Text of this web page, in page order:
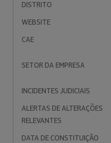
DISTRITO
WEBSITE
CAE
SETOR DA EMPRESA
INCIDENTES JUDICIAIS
ALERTAS DE ALTERAÇÕES
RELEVANTES
DATA DE CONSTITUIÇÃO